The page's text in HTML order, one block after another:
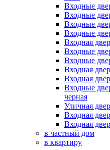
Входные
Входные
Входные
Входные
Входная
Входные
Входные
Входная
Входная
Входные
черная
Уличная
Входная
Входная
в частный дом
в квартиру